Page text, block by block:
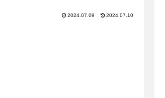
2024.07.09 2024.07.10